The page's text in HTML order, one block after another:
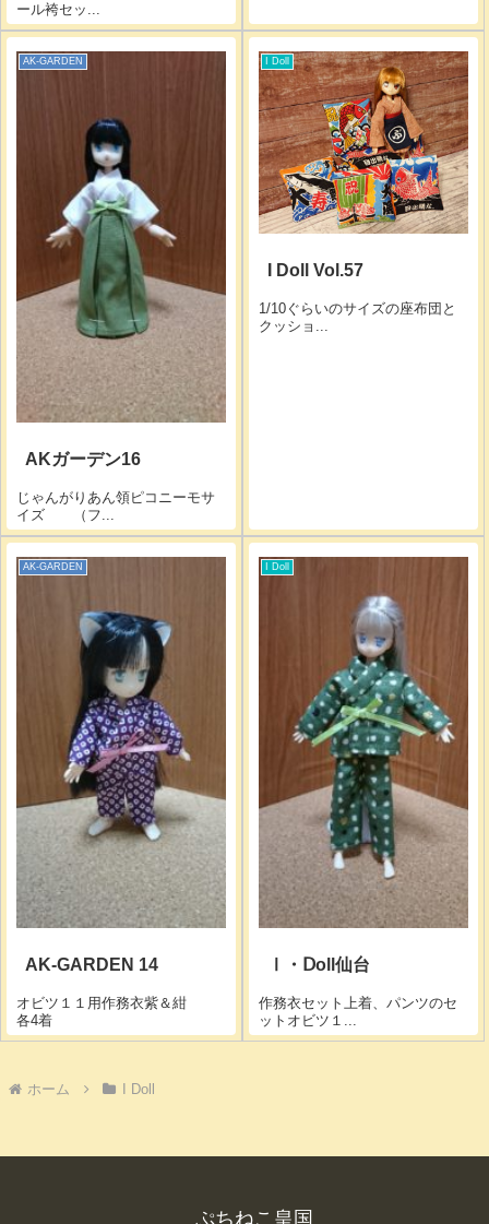
ール袴セッ...
AK-GARDEN
AKガーデン16
じゃんがりあん領ピコニーモサ
イズ （フ...
I Doll
I Doll Vol.57
1/10ぐらいのサイズの座布団と
クッショ...
AK-GARDEN
AK-GARDEN 14
オビツ１１用作務衣紫＆紺
各4着
I Doll
Ⅰ・Ⅾoll仙台
作務衣セット上着、パンツのセ
ットオビツ１...
ホーム I Doll
ぷちねこ皇国